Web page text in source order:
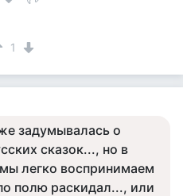
1
задумывалась о
сказок..., но в
легко воспринимаем
полю раскидал..., или